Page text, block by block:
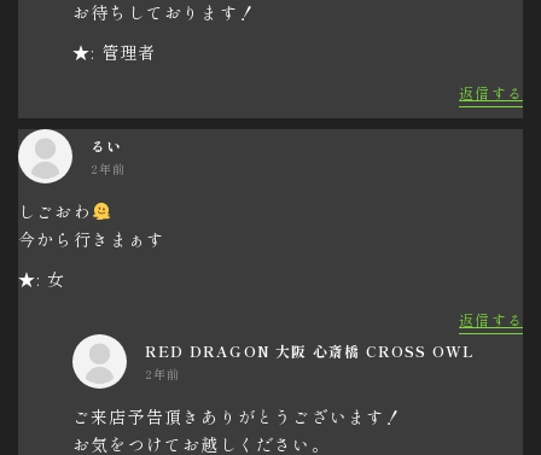
お待ちしております！
★: 管理者
返信する
るい
2年前
しごおわ
今から行きまぁす
★: 女
返信する
RED DRAGON 大阪 心斎橋 CROSS OWL
2年前
ご来店予告頂きありがとうございます！
お気をつけてお越しください。